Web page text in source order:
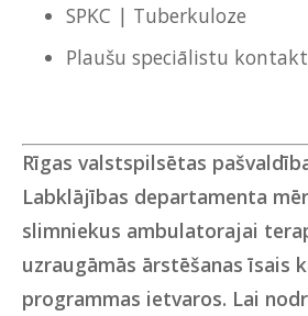
SPKC | Tuberkuloze
Plaušu speciālistu
Rīgas valstspilsētas
Labklājības departamenta
slimniekus ambulatorajai
uzraugāmās ārstēšanas īsais
programmas ietvaros. Lai